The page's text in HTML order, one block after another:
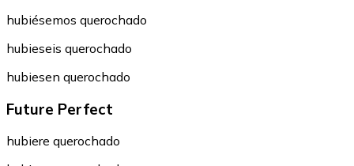
hubiésemos querochado
hubieseis querochado
hubiesen querochado
Future Perfect
hubiere querochado